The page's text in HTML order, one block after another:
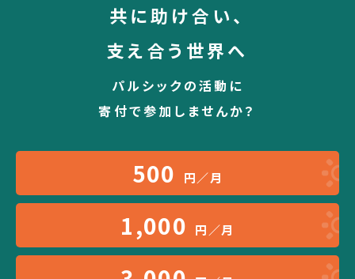
共に助け合い、
支え合う世界へ
パルシックの活動に
寄付で参加しませんか？
500 円／月
1,000 円／月